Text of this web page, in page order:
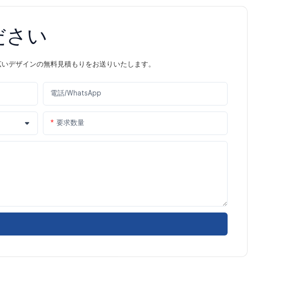
さい
デザインの無料見積もりをお送りいたします。
電話/WhatsApp
要求数量